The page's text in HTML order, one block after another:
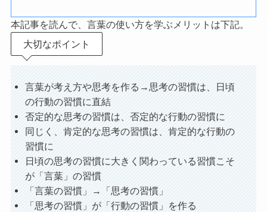
本記事を読んで、 言葉の使い方を学ぶメリットは下記。
大切なポイント
言葉が考え方や思考を作る→思考の習慣は、日頃
の行動の習慣に直結
否定的な思考の習慣は、否定的な行動の習慣に
同じく、肯定的な思考の習慣は、肯定的な行動の
習慣に
日頃の思考の習慣に大きく関わっている習慣こそ
が「言葉」の習慣
「言葉の習慣」→「思考の習慣」
「思考の習慣」が「行動の習慣」を作る